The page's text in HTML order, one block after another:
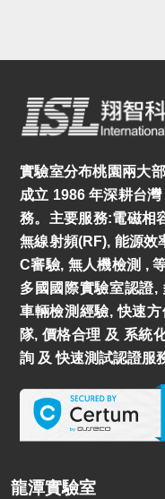
實驗室分布桃園兩大
成立 1986 年深耕台
務。主要服務:電磁相
無線射頻(RF), 能源效
C審驗, 無人機檢測 ,
多國國際實驗室認證,
車輛檢測經驗, 快速
隊, 價格合理 及 系統
詢 及 快速測試認證服
龍潭實驗室